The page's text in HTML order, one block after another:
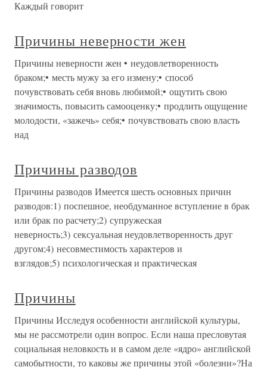
Каждый говорит
Причины неверности жен
Причины неверности жен • неудовлетворенность
браком;• месть мужу за его измену;• способ
почувствовать себя вновь любимой;• ощутить свою
значимость, повысить самооценку;• продлить ощущение
молодости, «зажечь» себя;• почувствовать свою власть
над
Причины разводов
Причины разводов Имеется шесть основных причин
разводов:1) поспешное, необдуманное вступление в брак
или брак по расчету;2) супружеская
неверность;3) сексуальная неудовлетворенность друг
другом;4) несовместимость характеров и
взглядов;5) психологическая и практическая
Причины
Причины Исследуя особенности английской культуры,
мы не рассмотрели один вопрос. Если наша пресловутая
социальная неловкость и в самом деле «ядро» английской
самобытности, то каковы же причины этой «болезни»?На